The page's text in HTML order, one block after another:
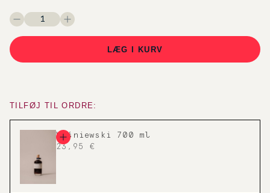
LÆG I KURV
TILFØJ TIL ORDRE:
Wiśniewski 700 ml
23,95 €